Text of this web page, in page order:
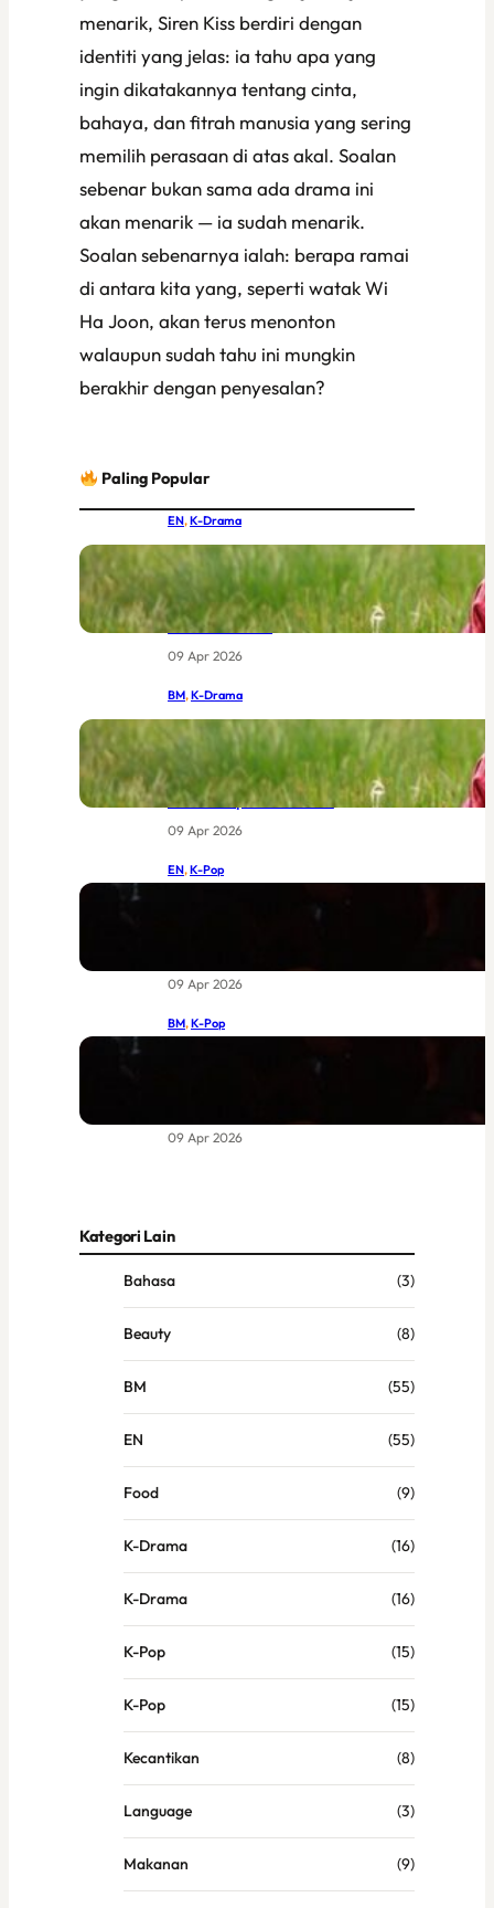
menarik, Siren Kiss berdiri dengan
identiti yang jelas: ia tahu apa yang
ingin dikatakannya tentang cinta,
bahaya, dan fitrah manusia yang sering
memilih perasaan di atas akal. Soalan
sebenar bukan sama ada drama ini
akan menarik — ia sudah menarik.
Soalan sebenarnya ialah: berapa ramai
di antara kita yang, seperti watak Wi
Ha Joon, akan terus menonton
walaupun sudah tahu ini mungkin
berakhir dengan penyesalan?
Paling Popular
EN, K-Drama
IU and Byeon Woo-seok Together at
Last: MBC’s New Joseon Drama Had
the World Buzzing Before Episode
One Even Aired
09 Apr 2026
BM, K-Drama
IU dan Byeon Woo-seok Bersatu:
Drama Joseon Terbaru MBC Yang
Sudah Menggemparkan Dunia
Sebelum Episod Pertama
09 Apr 2026
EN, K-Pop
BIGBANG at Coachella 2026: The
09 Apr 2026
BM, K-Pop
BIGBANG di Coachella 2026:
09 Apr 2026
Kategori Lain
Bahasa (3)
Beauty (8)
BM (55)
EN (55)
Food (9)
K-Drama (16)
K-Drama (16)
K-Pop (15)
K-Pop (15)
Kecantikan (8)
Language (3)
Makanan (9)